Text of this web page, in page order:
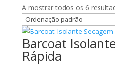
A mostrar todos os 6
Barcoat
Rápida